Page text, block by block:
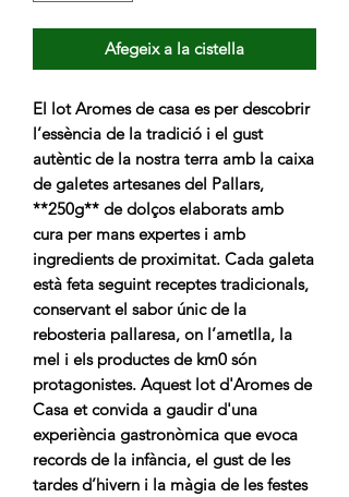
Afegeix a la cistella
El lot Aromes de casa es per descobrir
l’essència de la tradició i el gust
autèntic de la nostra terra amb la caixa
de galetes artesanes del Pallars,
**250g** de dolços elaborats amb
cura per mans expertes i amb
ingredients de proximitat. Cada galeta
està feta seguint receptes tradicionals,
conservant el sabor únic de la
rebosteria pallaresa, on l’ametlla, la
mel i els productes de km0 són
protagonistes. Aquest lot d'Aromes de
Casa et convida a gaudir d'una
experiència gastronòmica que evoca
records de la infància, el gust de les
tardes d’hivern i la màgia de les festes